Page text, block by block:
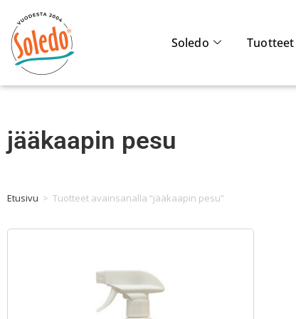
Soledo Tuotteet
jääkaapin pesu
Etusivu > Tuotteet avainsanalla “jääkaapin pesu”